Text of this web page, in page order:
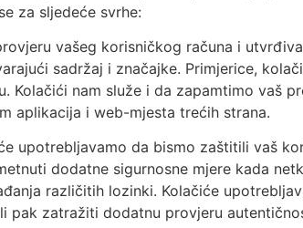
za sljedeće svrhe:
vašeg korisničkog računa i
sadržaj i značajke. Primjerice,
Kolačići nam služe i da zapamtimo vaš
aplikacija i web-mjesta trećih strana.
upotrebljavamo da bismo zaštitili vaš
dodatne sigurnosne mjere kada
različitih lozinki. Kolačiće
zatražiti dodatnu provjeru